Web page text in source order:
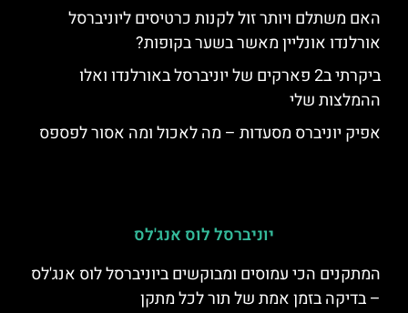
האם משתלם ויותר זול לקנות כרטיסים ליוניברסל
אורלנדו אונליין מאשר בשער בקופות?
ביקרתי ב2 פארקים של יוניברסל באורלנדו ואלו
ההמלצות שלי
אפיק יוניברס מסעדות – מה לאכול ומה אסור לפספס
יוניברסל לוס אנג'לס
המתקנים הכי עמוסים ומבוקשים ביוניברסל לוס אנג'לס
– בדיקה בזמן אמת של תור לכל מתקן